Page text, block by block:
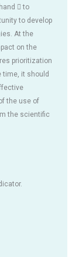
 to
to develop
At the
on the
prioritization
time, it should
the use of
the scientific